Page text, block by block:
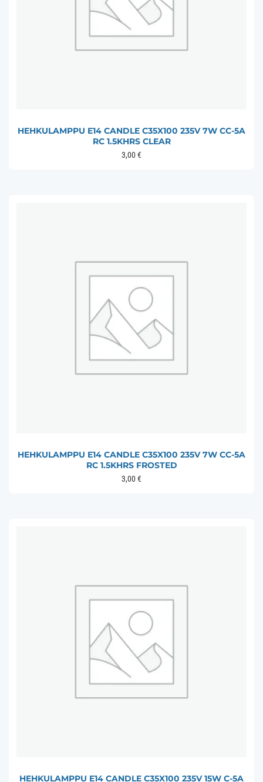
HEHKULAMPPU E14 CANDLE C35X100 235V 7W CC-5A
RC 1.5KHRS CLEAR
3,00€
HEHKULAMPPU E14 CANDLE C35X100 235V 7W CC-5A
RC 1.5KHRS FROSTED
3,00€
HEHKULAMPPU E14 CANDLE C35X100 235V 15W C-5A